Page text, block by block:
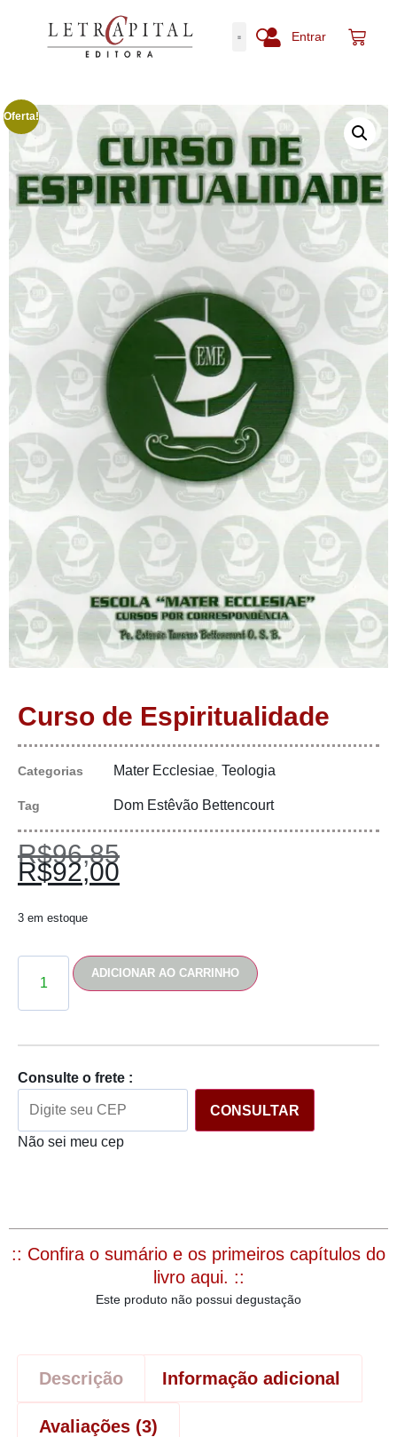
Entrar
Oferta!
Curso de Espiritualidade
Categorias Mater Ecclesiae, Teologia
Tag Dom Estêvão Bettencourt
R$96,85
R$92,00
3 em estoque
ADICIONAR AO CARRINHO
Consulte o frete :
CONSULTAR
Não sei meu cep
:: Confira o sumário e os primeiros capítulos do
livro aqui. ::
Este produto não possui degustação
Descrição Informação adicional
Avaliações (3)